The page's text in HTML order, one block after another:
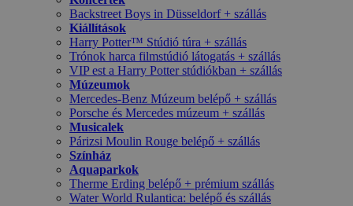
Backstreet Boys in Düsseldorf + szállás
Kiállítások
Harry Potter™ Stúdió túra + szállás
Trónok harca filmstúdió látogatás + szállás
VIP est a Harry Potter stúdiókban + szállás
Múzeumok
Mercedes-Benz Múzeum belépő + szállás
Porsche és Mercedes múzeum + szállás
Musicalek
Párizsi Moulin Rouge belépő + szállás
Színház
Aquaparkok
Therme Erding belépő + prémium szállás
Water World Rulantica: belépő és szállás